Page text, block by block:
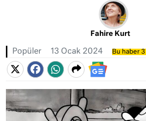
Fahire Kurt
Popüler 13 Ocak 2024 Bu haber 3